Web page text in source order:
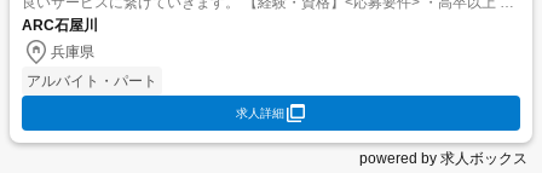
ARC石屋川
兵庫県
アルバイト・パート
求人詳細
powered by 求人ボックス